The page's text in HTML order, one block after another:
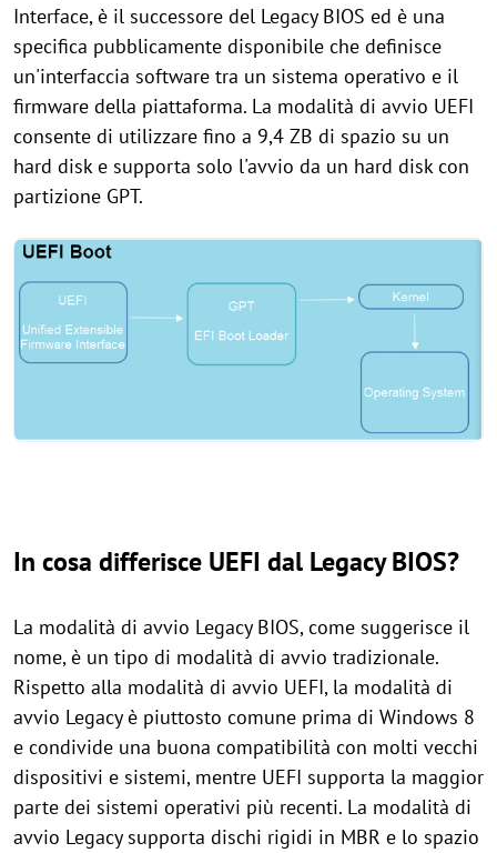
Interface, è il successore del Legacy BIOS ed è una
specifica pubblicamente disponibile che definisce
un'interfaccia software tra un sistema operativo e il
firmware della piattaforma. La modalità di avvio UEFI
consente di utilizzare fino a 9,4 ZB di spazio su un
hard disk e supporta solo l'avvio da un hard disk con
partizione GPT.
In cosa differisce UEFI dal Legacy BIOS?
La modalità di avvio Legacy BIOS, come suggerisce il
nome, è un tipo di modalità di avvio tradizionale.
Rispetto alla modalità di avvio UEFI, la modalità di
avvio Legacy è piuttosto comune prima di Windows 8
e condivide una buona compatibilità con molti vecchi
dispositivi e sistemi, mentre UEFI supporta la maggior
parte dei sistemi operativi più recenti. La modalità di
avvio Legacy supporta dischi rigidi in MBR e lo spazio